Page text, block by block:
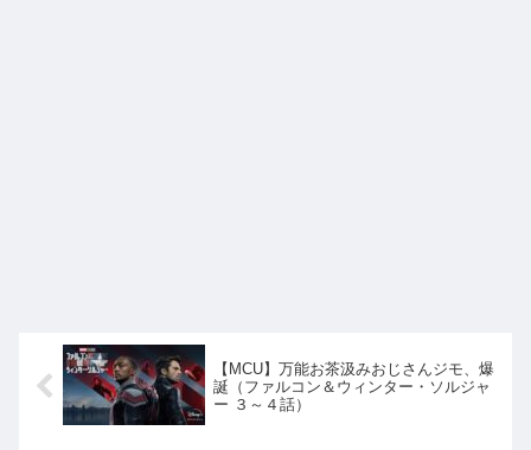
【MCU】万能お茶汲みおじさんジモ、爆
誕（ファルコン＆ウィンター・ソルジャ
ー ３～４話）